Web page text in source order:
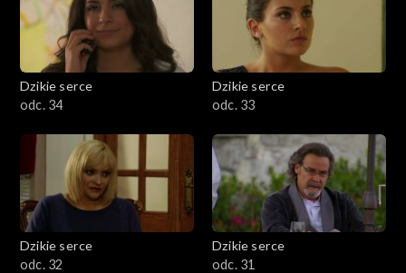
Dzikie serce
odc. 34
Dzikie serce
odc. 33
Dzikie serce
odc. 32
Dzikie serce
odc. 31